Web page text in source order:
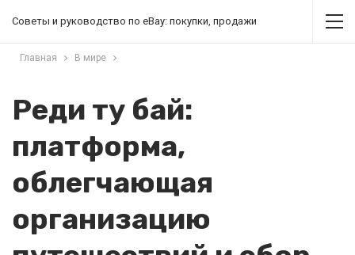
Советы и руководство по eBay: покупки, продажи
Главная В мире
Реди ту бай:
платформа,
облегчающая
организацию